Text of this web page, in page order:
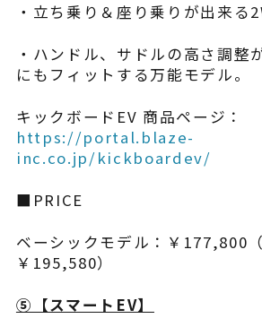
・立ち乗り＆座り乗りが出来る
・ハンドル、サドルの高さ調整
にもフィットする万能モデル。
キックボードEV 商品ページ：
https://portal.blaze-
inc.co.jp/kickboardev/
■PRICE
ベーシックモデル：￥177,800
￥195,580）
⑤【​スマートEV】